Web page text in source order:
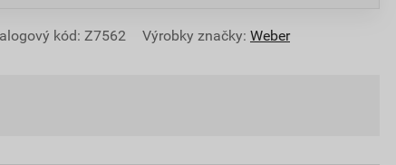
kód: Z7562 Výrobky značky: Weber